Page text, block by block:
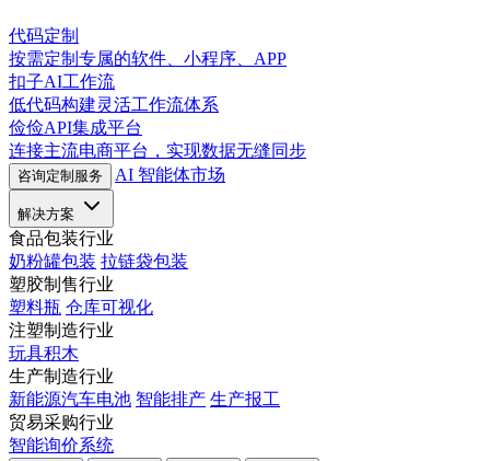
代码定制
按需定制专属的软件、小程序、APP
扣子AI工作流
低代码构建灵活工作流体系
俭俭API集成平台
连接主流电商平台，实现数据无缝同步
咨询定制服务 AI 智能体市场
解决方案
食品包装行业
奶粉罐包装 拉链袋包装
塑胶制售行业
塑料瓶 仓库可视化
注塑制造行业
玩具积木
生产制造行业
新能源汽车电池 智能排产 生产报工
贸易采购行业
智能询价系统